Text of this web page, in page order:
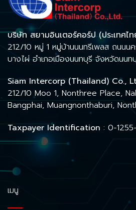
บริษัท สยามอินเตอร์คอร์ป (ประเทศไ
212/10 หมู่ 1 หมู่บ้านนนทรีเพลส ถนนน
บางไผ่ อำเภอเมืองนนทบุรี จังหวัดนนท
Siam Intercorp (Thailand) Co.,
212/10 Moo 1, Nonthree Place,
Bangphai, Muangnonthaburi,
Taxpayer Identification : 0-
เมนู